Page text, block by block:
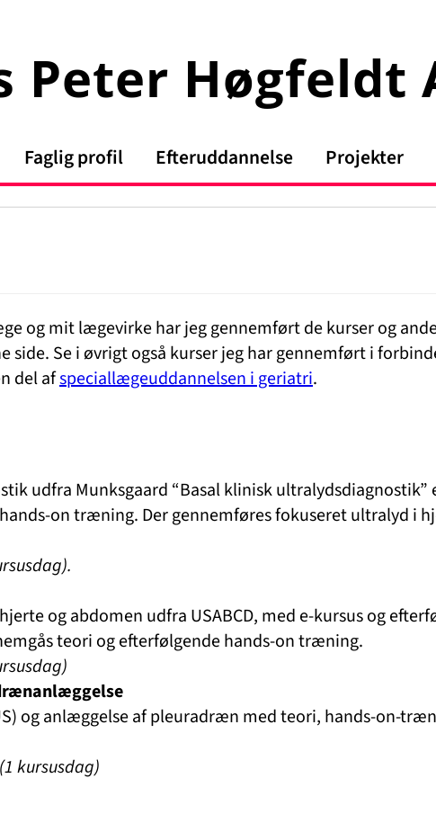
Peter Høgfeldt
Faglig profil Efteruddannelse Projekter
og mit lægevirke har jeg gennemført de kurser og
side. Se i øvrigt også kurser jeg har gennemført i
del afspeciallægeuddannelsen i geriatri.
udfra Munksgaard “Basal klinisk ultralydsdiagnostik”
on træning. Der gennemføres fokuseret ultralyd i
og abdomen udfra USABCD, med e-kursus og
teori og efterfølgende hands-on træning.
og anlæggelse af pleuradræn med teori, hands-on-
(1 kursusdag)